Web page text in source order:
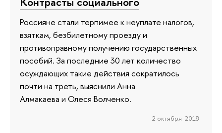
Россияне стали терпимее к неуплате налогов,
взяткам, безбилетному проезду и
противоправному получению государственных
пособий. За последние 30 лет количество
осуждающих такие действия сократилось
почти на треть, выяснили Анна
Алмакаева и Олеся Волченко.
2 октября 2018